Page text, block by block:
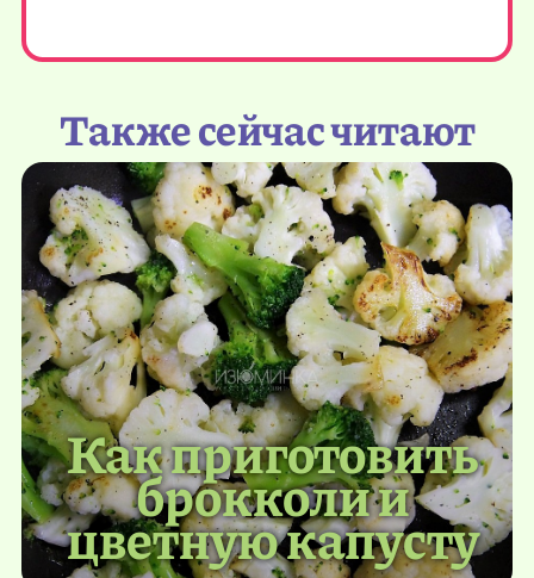
Также сейчас читают
Как приготовить
брокколи и
цветную капусту